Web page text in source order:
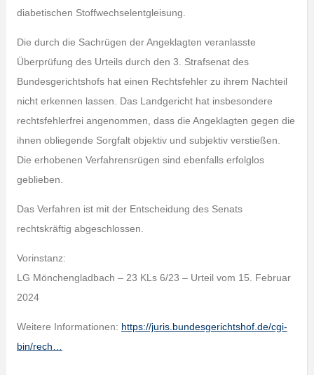
diabetischen Stoffwechselentgleisung.
Die durch die Sachrügen der Angeklagten veranlasste
Überprüfung des Urteils durch den 3. Strafsenat des
Bundesgerichtshofs hat einen Rechtsfehler zu ihrem Nachteil
nicht erkennen lassen. Das Landgericht hat insbesondere
rechtsfehlerfrei angenommen, dass die Angeklagten gegen die
ihnen obliegende Sorgfalt objektiv und subjektiv verstießen.
Die erhobenen Verfahrensrügen sind ebenfalls erfolglos
geblieben.
Das Verfahren ist mit der Entscheidung des Senats
rechtskräftig abgeschlossen.
Vorinstanz:
LG Mönchengladbach – 23 KLs 6/23 – Urteil vom 15. Februar
2024
Weitere Informationen: https://juris.bundesgerichtshof.de/cgi-
bin/rech…